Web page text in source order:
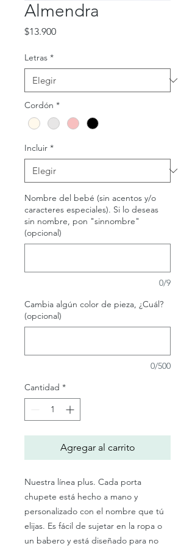
Almendra
$13.900Precio
Letras *
Cordón *
Incluir *
Nombre del bebé (sin acentos y/o
caracteres especiales). Si lo deseas
sin nombre, pon "sinnombre"
(opcional)
0/9
Cambia algún color de pieza, ¿Cuál?
(opcional)
0/500
Cantidad *
Agregar al carrito
Nuestra línea plus. Cada porta
chupete está hecho a mano y
personalizado con el nombre que tú
elijas. Es fácil de sujetar en la ropa o
un babero y está diseñado para no